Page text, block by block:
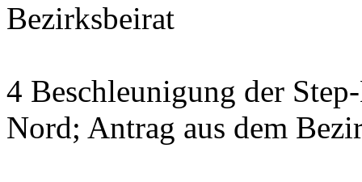
Bezirksbeirat
4 Beschleunigung der
Nord; Antrag aus dem